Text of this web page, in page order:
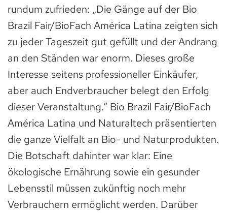
rundum zufrieden: „Die Gänge auf der Bio
Brazil Fair/BioFach América Latina zeigten sich
zu jeder Tageszeit gut gefüllt und der Andrang
an den Ständen war enorm. Dieses große
Interesse seitens professioneller Einkäufer,
aber auch Endverbraucher belegt den Erfolg
dieser Veranstaltung.“ Bio Brazil Fair/BioFach
América Latina und Naturaltech präsentierten
die ganze Vielfalt an Bio- und Naturprodukten.
Die Botschaft dahinter war klar: Eine
ökologische Ernährung sowie ein gesunder
Lebensstil müssen zukünftig noch mehr
Verbrauchern ermöglicht werden. Darüber